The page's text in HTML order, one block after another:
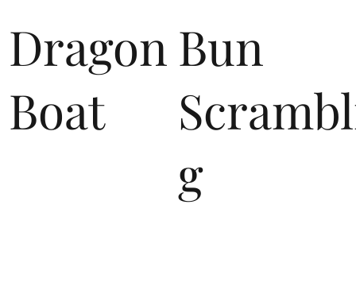
Dragon
Boat
Bun
g